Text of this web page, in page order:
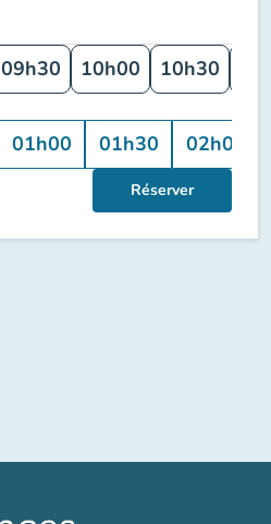
09h30 10h00 10h30
01h00 01h30 02h00
Réserver